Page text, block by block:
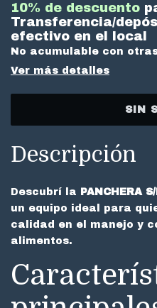
10% de descuento
Transferencia/
efectivo en el local
No acumulable con
Ver más detalles
Descripción
Descubrí la PANCHERA
un equipo ideal para
calidad en el manejo y
alimentos.